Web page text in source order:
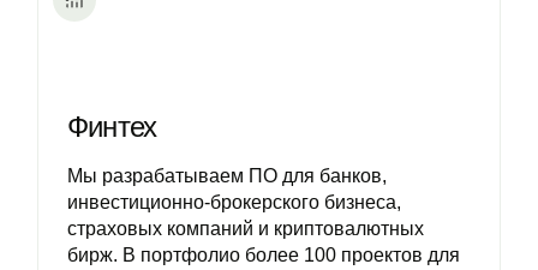
Финтех
Мы разрабатываем ПО для банков,
инвестиционно-брокерского бизнеса,
страховых компаний и криптовалютных
бирж. В портфолио более 100 проектов для